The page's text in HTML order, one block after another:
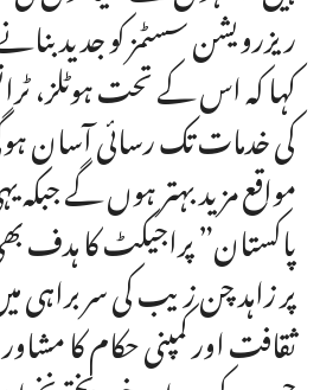
ریزرویشن سسٹمز کو جدید
کہا کہ اس کے تحت ہوٹلز،
کی خدمات تک رسائی آسان
مواقع مزید بہتر ہوں گے
پاکستان” پراجیکٹ کا
پر زاہد چن زیب کی سربراہی
ثقافت اور کمپنی حکام کا